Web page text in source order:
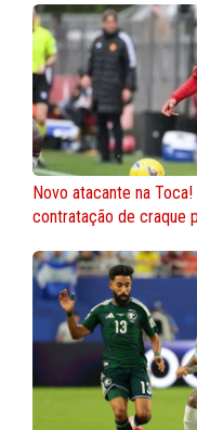
Novo atacante na
contratação de craque